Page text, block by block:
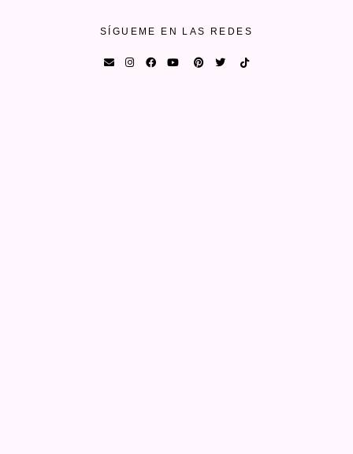
SÍGUEME EN LAS REDES